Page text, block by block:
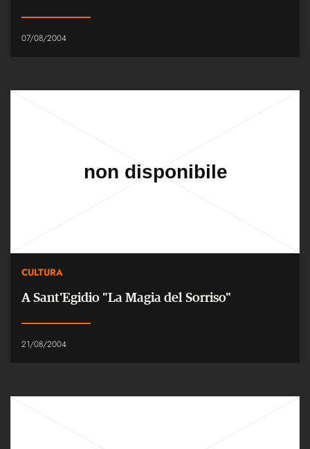
07/08/2004
CULTURA
A Sant'Egidio "La Magia del Sorriso"
21/08/2004